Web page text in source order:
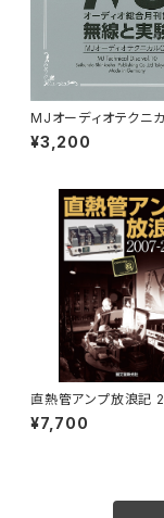
MJオーディオテクニ
ク vol.10
¥3,200
直熱管アンプ放浪記
18 限定版
¥7,700